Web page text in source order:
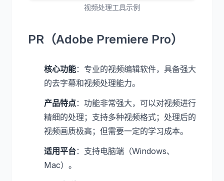
视频处理工具示例
PR（Adobe Premiere Pro）
核心功能：专业的视频编辑软件，具备强大
的去字幕和视频处理能力。
产品特点：功能非常强大，可以对视频进行
精细的处理；支持多种视频格式；处理后的
视频画质极高；但需要一定的学习成本。
适用平台：支持电脑端（Windows、
Mac）。